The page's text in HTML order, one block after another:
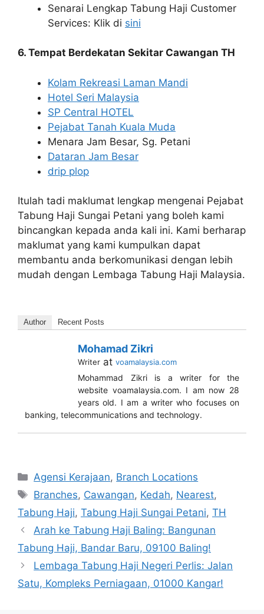
Senarai Lengkap Tabung Haji Customer
Services: Klik di sini
6. Tempat Berdekatan Sekitar Cawangan TH
Kolam Rekreasi Laman Mandi
Hotel Seri Malaysia
SP Central HOTEL
Pejabat Tanah Kuala Muda
Menara Jam Besar, Sg. Petani
Dataran Jam Besar
drip plop
Itulah tadi maklumat lengkap mengenai Pejabat
Tabung Haji Sungai Petani yang boleh kami
bincangkan kepada anda kali ini. Kami berharap
maklumat yang kami kumpulkan dapat
membantu anda berkomunikasi dengan lebih
mudah dengan Lembaga Tabung Haji Malaysia.
Author Recent Posts
Mohamad Zikri
Writer at voamalaysia.com
Mohammad Zikri is a writer for the
website voamalaysia.com. I am now 28
years old. I am a writer who focuses on
banking, telecommunications and technology.
Categories
Agensi Kerajaan, Branch Locations
Tags
Branches, Cawangan, Kedah, Nearest,
Tabung Haji, Tabung Haji Sungai Petani, TH
Arah ke Tabung Haji Baling: Bangunan
Tabung Haji, Bandar Baru, 09100 Baling!
Lembaga Tabung Haji Negeri Perlis: Jalan
Satu, Kompleks Perniagaan, 01000 Kangar!